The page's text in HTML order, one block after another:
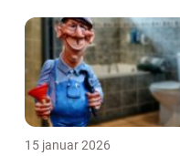
15 januar 2026